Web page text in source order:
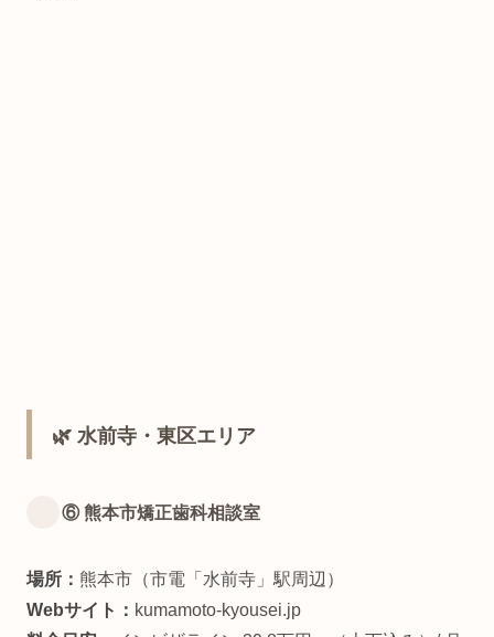
🌿 水前寺・東区エリア
⑥ 熊本市矯正歯科相談室
場所： 熊本市（市電「水前寺」駅周辺）
Webサイト： kumamoto-kyousei.jp